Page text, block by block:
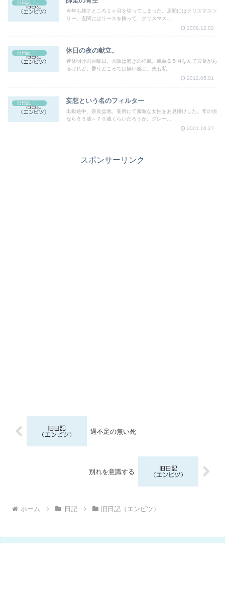
旧日記（エンピツ）
今年も残すところ１ヶ月を切ってしまった。居間にはクリスマスツ
リー。玄関にはリースを飾って、クリスマス...
2009.12.02
旧日記（エンピツ） 休日の夜の献立。
連休明けの月曜日。大阪は驚きの強風。風薫る５月なんて言葉があ
るけれど、香りどころでは無い感じ。夫も私...
2012.05.01
妄想という名のフィルター
出勤途中、奈良盆地、某所にて素敵な女性をお見掛けした。年の頃
なら６５歳～７０歳くらいだろうか。グレー...
2001.10.27
スポンサーリンク
過不足の無い死
別れを意識する
ホーム 日記 旧日記（エンピツ）